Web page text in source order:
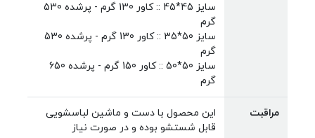
سایز 45*45 :: کاور 130 گرم - پرشده 530
گرم
سایز 50*35 :: کاور 130 گرم - پرشده 530
گرم
سایز 50*50 :: کاور 150 گرم - پرشده 650
گرم
مراقبت
این محصول با دست و ماشین لباسشویی
قابل شستشو بوده و در صورت نیاز